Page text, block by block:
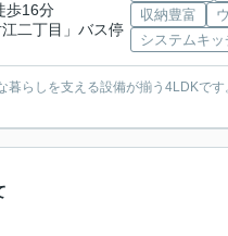
歩16分
二丁目」バス停
収納豊富
システムキッ
らしを支える設備が揃う4LDKで